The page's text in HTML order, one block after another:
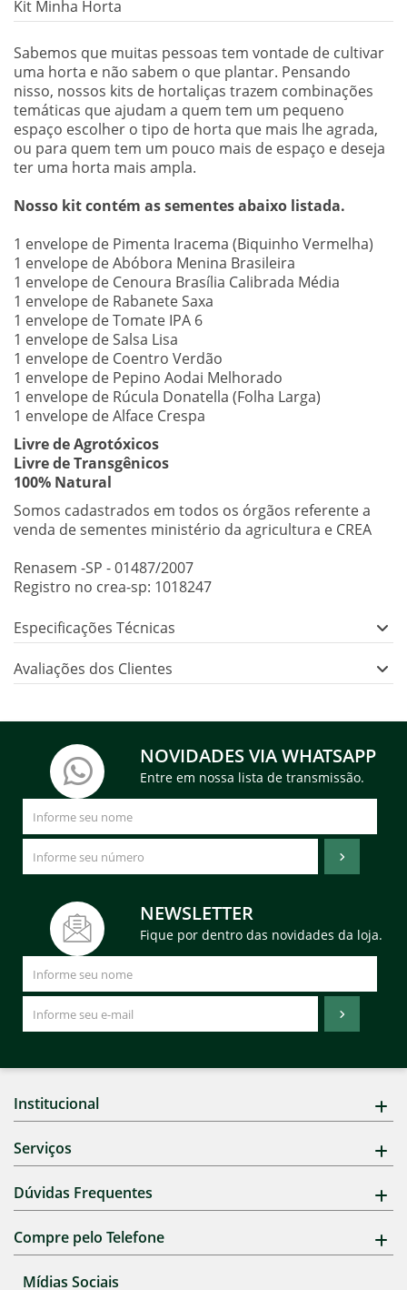
Kit Minha Horta
Sabemos que muitas pessoas tem vontade de cultivar
uma horta e não sabem o que plantar. Pensando
nisso, nossos kits de hortaliças trazem combinações
temáticas que ajudam a quem tem um pequeno
espaço escolher o tipo de horta que mais lhe agrada,
ou para quem tem um pouco mais de espaço e deseja
ter uma horta mais ampla.
Nosso kit contém as sementes abaixo listada.
1 envelope de Pimenta Iracema (Biquinho Vermelha)
1 envelope de Abóbora Menina Brasileira
1 envelope de Cenoura Brasília Calibrada Média
1 envelope de Rabanete Saxa
1 envelope de Tomate IPA 6
1 envelope de Salsa Lisa
1 envelope de Coentro Verdão
1 envelope de Pepino Aodai Melhorado
1 envelope de Rúcula Donatella (Folha Larga)
1 envelope de Alface Crespa
Livre de Agrotóxicos
Livre de Transgênicos
100% Natural
Somos cadastrados em todos os órgãos referente a
venda de sementes ministério da agricultura e CREA
Renasem -SP - 01487/2007
Registro no crea-sp: 1018247
Especificações Técnicas
Avaliações dos Clientes
NOVIDADES VIA WHATSAPP
Entre em nossa lista de transmissão.
NEWSLETTER
Fique por dentro das novidades da loja.
Institucional
Serviços
Dúvidas Frequentes
Compre pelo Telefone
Mídias Sociais